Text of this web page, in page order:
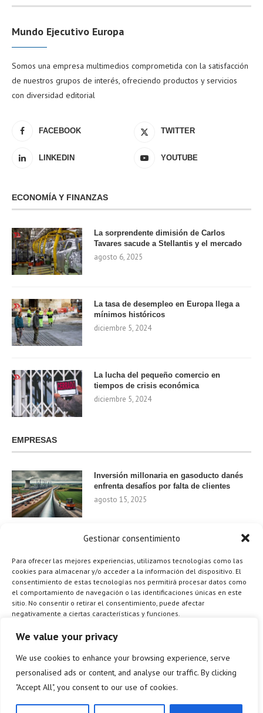
We value your privacy
We use cookies to enhance your browsing experience, serve
personalised ads or content, and analyse our traffic. By clicking
"Accept All", you consent to our use of cookies.
Gestionar consentimiento
Para ofrecer las mejores experiencias, utilizamos tecnologías como las
cookies para almacenar y/o acceder a la información del dispositivo. El
consentimiento de estas tecnologías nos permitirá procesar datos como
el comportamiento de navegación o las identificaciones únicas en este
sitio. No consentir o retirar el consentimiento, puede afectar
negativamente a ciertas características y funciones.
Gestionar los servicios
ACEPTAR
DENEGAR
Mundo Ejecutivo Europa
Somos una empresa multimedios comprometida con la satisfacción
de nuestros grupos de interés, ofreciendo productos y servicios
con diversidad editorial
FACEBOOK TWITTER
LINKEDIN YOUTUBE
ECONOMÍA Y FINANZAS
La sorprendente dimisión de Carlos
Tavares sacude a Stellantis y el mercado
agosto 6, 2025
La tasa de desempleo en Europa llega a
mínimos históricos
diciembre 5, 2024
La lucha del pequeño comercio en
tiempos de crisis económica
diciembre 5, 2024
EMPRESAS
Inversión millonaria en gasoducto danés
enfrenta desafíos por falta de clientes
agosto 15, 2025
de IA para 2024
agosto 9, 2025
¿Cómo el Método de Tres Sillas de Walt
Productividad?